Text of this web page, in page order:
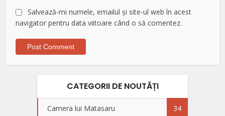
Salvează-mi numele, emailul și site-ul web în acest
navigator pentru data viitoare când o să comentez.
CATEGORII DE NOUTĂȚI
Camera lui Matasaru 34